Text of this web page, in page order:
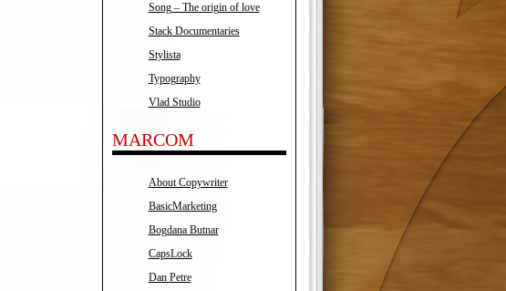
Song – The origin of love
Stack Documentaries
Stylista
Typography
Vlad Studio
MARCOM
About Copywriter
BasicMarketing
Bogdana Butnar
CapsLock
Dan Petre